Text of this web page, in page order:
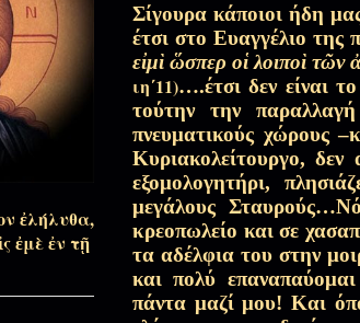
Στο κέντρο της καρδιάς σας...
Σαν ο Χριστός κατέβηκε στον Άδη...
Ένα μωρό περιμένει…(Νύχτα Μεγάλης
Άπλωσα τα χέρια μου για να σας
Σίγουρα κάποιοι ήδη
έτσι στο Ευαγγέλιο
εἰμὶ ὥσπερ οἱ λοιποὶ
ιη΄11)….έτσι δεν είναι
τούτην την
πνευματικούς χώρους
Κυριακολείτουργο, δεν
εξομολογητήρι,
μεγάλους
κρεοπωλείο και σε
τα αδέλφια του στην
και πολύ
πάντα μαζί μου! Και
ἐλήλυθα,
ἐμὲ ἐν τῇ